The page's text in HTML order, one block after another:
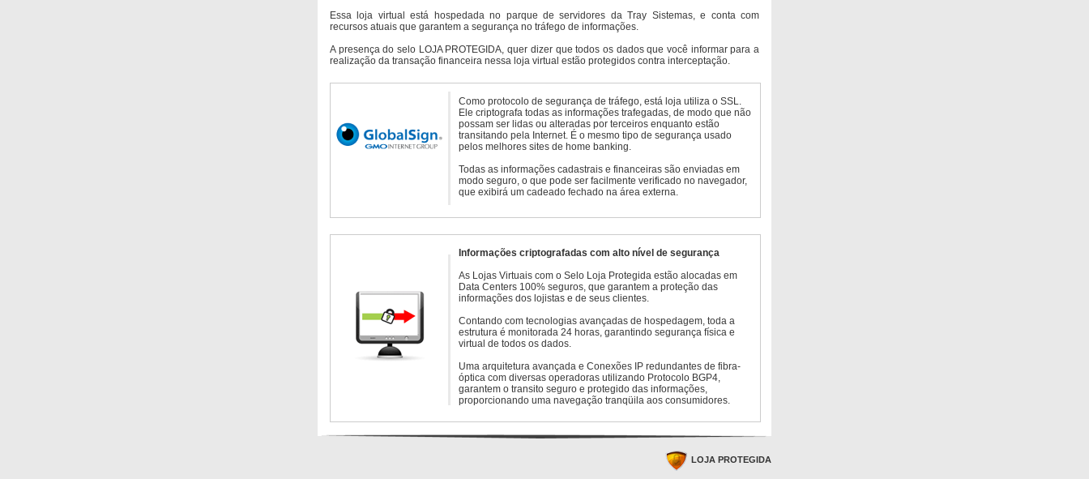
Essa loja virtual está hospedada no parque de servidores da Tray Sistemas, e conta com
recursos atuais que garantem a segurança no tráfego de informações.
A presença do selo LOJA PROTEGIDA, quer dizer que todos os dados que você informar para a
realização da transação financeira nessa loja virtual estão protegidos contra interceptação.
Como protocolo de segurança de tráfego, está loja utiliza o SSL.
Ele criptografa todas as informações trafegadas, de modo que não
possam ser lidas ou alteradas por terceiros enquanto estão
transitando pela Internet. É o mesmo tipo de segurança usado
pelos melhores sites de home banking.
Todas as informações cadastrais e financeiras são enviadas em
modo seguro, o que pode ser facilmente verificado no navegador,
que exibirá um cadeado fechado na área externa.
Informações criptografadas com alto nível de segurança
As Lojas Virtuais com o Selo Loja Protegida estão alocadas em
Data Centers 100% seguros, que garantem a proteção das
informações dos lojistas e de seus clientes.
Contando com tecnologias avançadas de hospedagem, toda a
estrutura é monitorada 24 horas, garantindo segurança física e
virtual de todos os dados.
Uma arquitetura avançada e Conexões IP redundantes de fibra-
óptica com diversas operadoras utilizando Protocolo BGP4,
garantem o transito seguro e protegido das informações,
proporcionando uma navegação tranqüila aos consumidores.
LOJA PROTEGIDA